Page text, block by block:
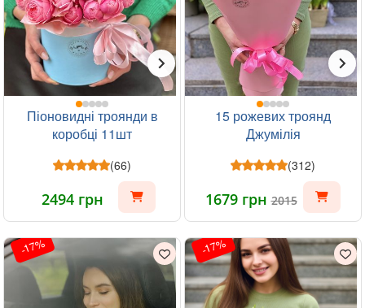
Піоновидні троянди в
коробці 11шт
(66)
2494 грн
15 рожевих троянд
Джумілія
(312)
1679 грн2015
-17% -17%